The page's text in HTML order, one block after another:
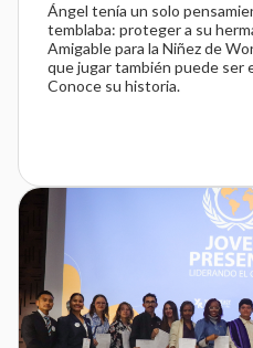
Ángel tenía un solo
temblaba: proteger a su
Amigable para la Niñez de
que jugar también puede ser
Conoce su historia.